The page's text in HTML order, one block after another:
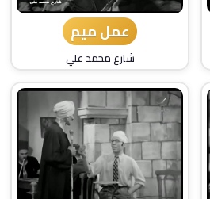
عمل ميم
شارع محمد علي